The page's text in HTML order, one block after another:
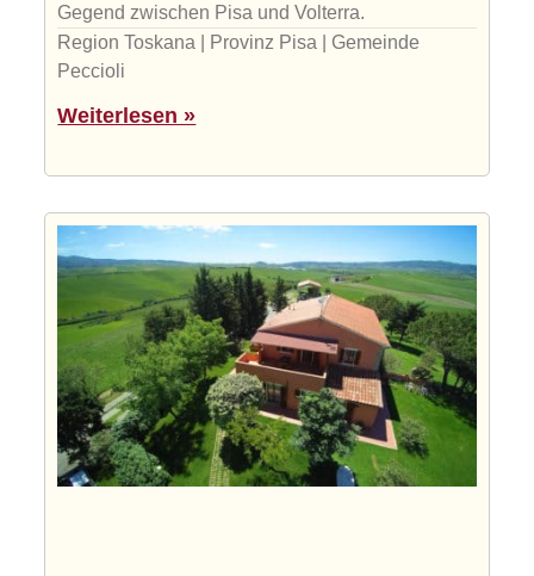
Gegend zwischen Pisa und Volterra.
Region Toskana | Provinz Pisa | Gemeinde
Peccioli
Weiterlesen »